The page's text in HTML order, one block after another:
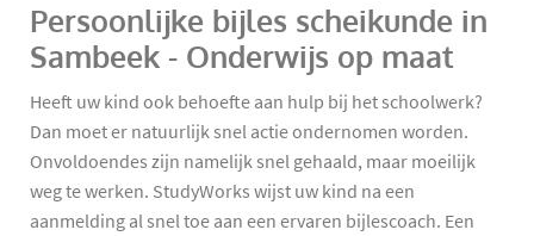
Persoonlijke bijles scheikunde in
Sambeek - Onderwijs op maat
Heeft uw kind ook behoefte aan hulp bij het schoolwerk?
Dan moet er natuurlijk snel actie ondernomen worden.
Onvoldoendes zijn namelijk snel gehaald, maar moeilijk
weg te werken. StudyWorks wijst uw kind na een
aanmelding al snel toe aan een ervaren bijlescoach. Een